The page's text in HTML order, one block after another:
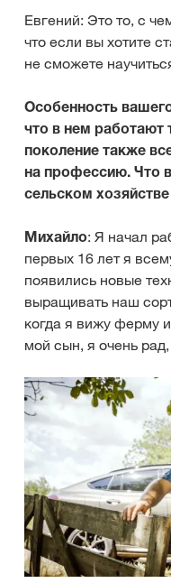
Евгений: Это то, с
что если вы хотите
не сможете
Особенность
что в нем работают
поколение также
на профессию. Что
сельском
Михайло: Я начал
первых 16 лет я
появились новые
выращивать наш
когда я вижу ферму
мой сын, я очень